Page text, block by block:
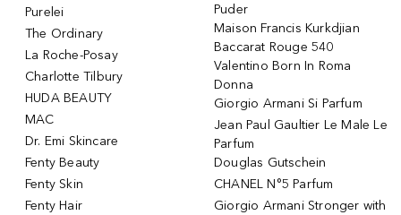
Purelei
The Ordinary
La Roche-Posay
Charlotte Tilbury
HUDA BEAUTY
MAC
Dr. Emi Skincare
Fenty Beauty
Fenty Skin
Fenty Hair
Puder
Maison Francis Kurkdjian
Baccarat Rouge 540
Valentino Born In Roma
Donna
Giorgio Armani Si Parfum
Jean Paul Gaultier Le Male Le
Parfum
Douglas Gutschein
CHANEL N°5 Parfum
Giorgio Armani Stronger with